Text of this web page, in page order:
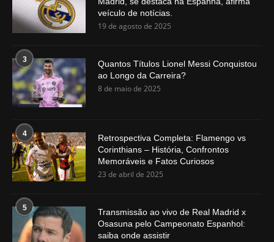
veículo de notícias.
19 de agosto de 2025
3
Quantos Títulos Lionel Messi Conquistou
ao Longo da Carreira?
8 de maio de 2025
4
Retrospectiva Completa: Flamengo vs
Corinthians – História, Confrontos
Memoráveis e Fatos Curiosos
23 de abril de 2025
5
Transmissão ao vivo de Real Madrid x
Osasuna pelo Campeonato Espanhol:
saiba onde assistir